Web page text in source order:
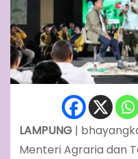
LAMPUNG|
Menteri Agraria dan